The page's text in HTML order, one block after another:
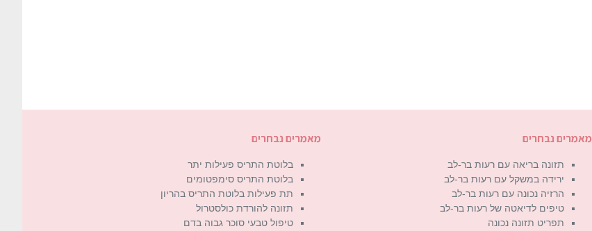
מאמרים נבחרים
תזונה בריאה עם רעות בר-לב
ירידה במשקל עם רעות בר-לב
הרזיה נכונה עם רעות בר-לב
טיפים לדיאטה של רעות בר-לב
תפריט תזונה נכונה
מאמרים נבחרים
בלוטת התריס פעילות יתר
בלוטת התריס סימפטומים
תת פעילות בלוטת התריס בהריון
תזונה להורדת כולסטרול
טיפול טבעי סוכר גבוה בדם